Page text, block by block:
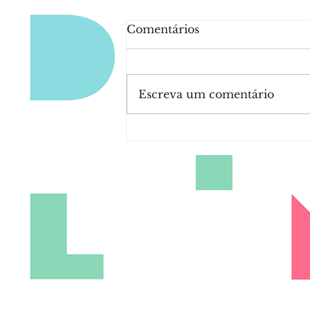
Comentários
Escreva um comentário